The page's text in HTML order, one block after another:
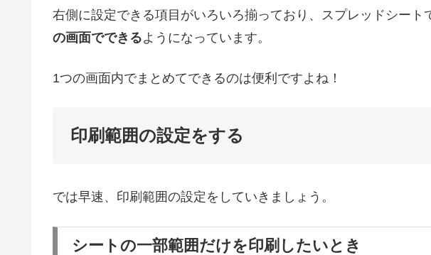
右側に設定できる項目がいろいろ揃っており、スプレッドシート
の画面でできるようになっています。
1つの画面内でまとめてできるのは便利ですよね！
印刷範囲の設定をする
では早速、印刷範囲の設定をしていきましょう。
シートの一部範囲だけを印刷したいとき